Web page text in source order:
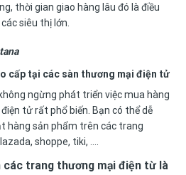
thời gian giao hàng lâu đó là điều
siêu thị lớn.
cấp tại các sàn thương mại điện tử
ngừng phát triển việc mua hàng
tử rất phổ biến. Bạn có thể dễ
hàng sản phẩm trên các trang
shoppe, tiki, ….
các trang thương mại điện từ là